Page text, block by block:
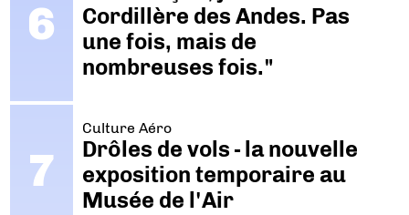
Cordillère des Andes. Pas
une fois, mais de
nombreuses fois."
Culture Aéro
Drôles de vols - la nouvelle
exposition temporaire au
Musée de l'Air